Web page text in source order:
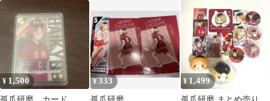
¥ 1,500 ¥333 ¥ 1,499